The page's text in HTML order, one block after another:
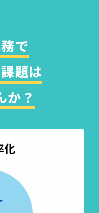
で
題は
か？
化